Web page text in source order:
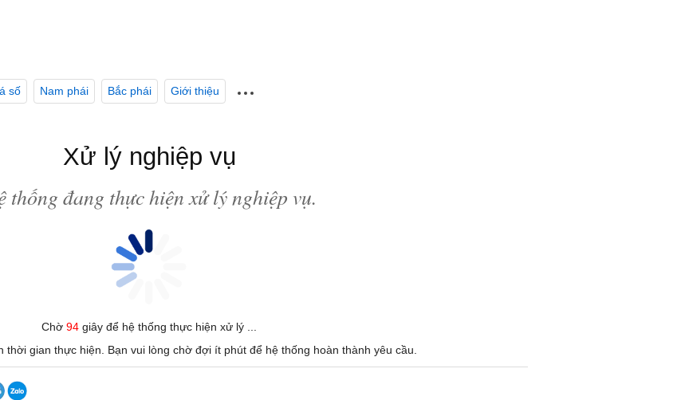
số Nam phái Bắc phái Giới thiệu
Xử lý nghiệp vụ
thống đang thực hiện xử lý nghiệp vụ.
Chờ 94 giây để hệ thống thực hiện xử lý ...
thời gian thực hiện. Bạn vui lòng chờ đợi ít phút để hệ thống hoàn thành yêu cầu.